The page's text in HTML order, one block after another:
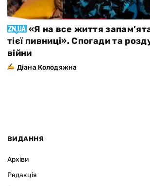
«Я на все життя
тієї пивниці». Спогади та
війни
Діана Колодяжна
ВИДАННЯ
Архіви
Редакція